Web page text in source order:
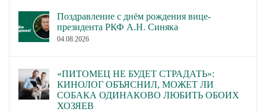
Поздравление с днём рождения вице-
президента РКФ А.Н. Синяка
04.08.2026
«ПИТОМЕЦ НЕ БУДЕТ СТРАДАТЬ»:
КИНОЛОГ ОБЪЯСНИЛ, МОЖЕТ ЛИ
СОБАКА ОДИНАКОВО ЛЮБИТЬ ОБОИХ
ХОЗЯЕВ